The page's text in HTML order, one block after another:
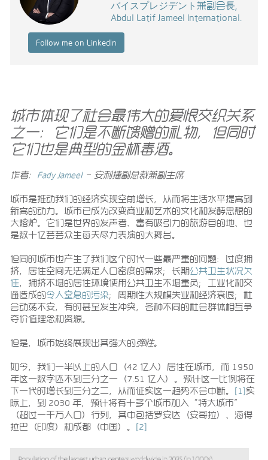
バイスプレジデント兼副会長,
Abdul Latif Jameel International.
Follow me on LinkedIn
城市体现了社会最伟大的爱恨交织关系
之一：它们是不断馈赠的礼物，但同时
它们也是典型的金杯毒酒。
作者： Fady Jameel– 安利捷副总裁兼副主席
城市是推动我们的经济实现空前增长，从而将生活水平提高到
新高的动力。城市已成为改变商业和艺术的文化和发酵思想的
大熔炉。它们是世界的发声者、富有吸引力的旅游目的地、也
是数十亿芸芸众生每天尽力表演的大舞台。
但同时城市也产生了我们这个时代一些最严重的问题：过度拥
挤，居住空间无法满足人口密度的需求；长期公共卫生状况欠
佳，拥挤不堪的居住环境使用公共卫生不堪重负；工业化和交
通造成的令人窒息的污染；周期性大规模失业和经济衰退；社
会动荡不安，有时甚至发生冲突，各种不同的社会群体相互争
夺价值理念和资源。
但是，城市始终展现出其强大的弹性。
如今，我们一半以上的人口（42 亿人）居住在城市，而 1950
年这一数字还不到三分之一（7.51 亿人）。预计这一比例将在
下一代时增长到三分之二，从而证实这一趋势不会中断。
[1]实
际上，到 2030 年，预计将有十多个城市加入“特大城市”
（超过一千万人口）行列，其中包括罗安达（安哥拉）、海得
拉巴（印度）和成都（中国）。
[2]